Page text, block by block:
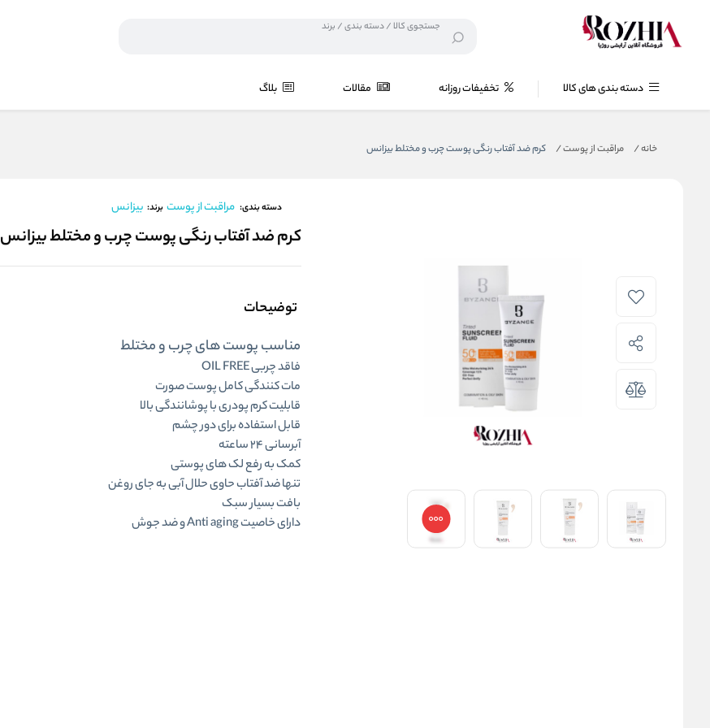
دسته بندی های کالا تخفیفات روزانه مقالات بلاگ
خانه/ مراقبت از پوست/ کرم ضد آفتاب رنگی پوست چرب و مختلط بیزانس
دسته بندی: مراقبت از پوست برند: بیزانس
کرم ضد آفتاب رنگی پوست چرب و مختلط بیزانس
توضیحات
مناسب پوست های چرب و مختلط
فاقد چربی OIL FREE
مات کنندگی کامل پوست صورت
قابلیت کرم پودری با پوشانندگی بالا
قابل استفاده برای دور چشم
آبرسانی ۲۴ ساعته
کمک به رفع لک های پوستی
تنها ضد آفتاب حاوی حلال آبی به جای روغن
بافت بسیار سبک
دارای خاصیت Anti aging و ضد جوش